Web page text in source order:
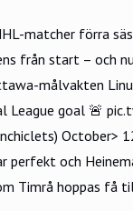
matcher förra
från start –
målvakten
League goal 🚨
October>
perfekt och
Timrå hoppas få